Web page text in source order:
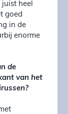
juist heel
goed
in de
enorme
de
van het